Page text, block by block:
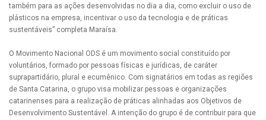
também para as ações desenvolvidas no dia a dia, como excluir o uso de
plásticos na empresa, incentivar o uso da tecnologia e de práticas
sustentáveis” completa Maraísa.
O Movimento Nacional ODS é um movimento social constituído por
voluntários, formado por pessoas físicas e jurídicas, de caráter
suprapartidário, plural e ecumênico. Com signatários em todas as regiões
de Santa Catarina, o grupo visa mobilizar pessoas e organizações
catarinenses para a realização de práticas alinhadas aos Objetivos de
Desenvolvimento Sustentável. A intenção do grupo é de contribuir para que